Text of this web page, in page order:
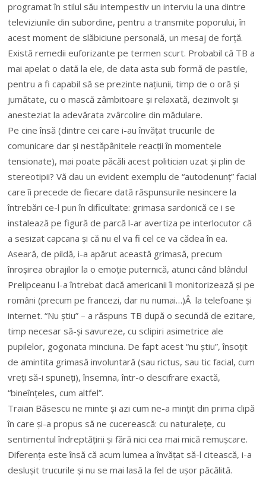
programat în stilul său intempestiv un interviu la una dintre
televiziunile din subordine, pentru a transmite poporului, în
acest moment de slăbiciune personală, un mesaj de forță.
Există remedii euforizante pe termen scurt. Probabil că TB a
mai apelat o dată la ele, de data asta sub formă de pastile,
pentru a fi capabil să se prezinte națiunii, timp de o oră și
jumătate, cu o mască zâmbitoare și relaxată, dezinvolt și
anesteziat la adevărata zvârcolire din mădulare.
Pe cine însă (dintre cei care i-au învățat trucurile de
comunicare dar și nestăpânitele reacții în momentele
tensionate), mai poate păcăli acest politician uzat și plin de
stereotipii? Vă dau un evident exemplu de “autodenunț” facial
care îi precede de fiecare dată răspunsurile nesincere la
întrebări ce-l pun în dificultate: grimasa sardonică ce i se
instalează pe figură de parcă l-ar avertiza pe interlocutor că
a sesizat capcana și că nu el va fi cel ce va cădea în ea.
Aseară, de pildă, i-a apărut această grimasă, precum
înroșirea obrajilor la o emoție puternică, atunci când blândul
Prelipceanu l-a întrebat dacă americanii îi monitorizează și pe
români (precum pe francezi, dar nu numai…)Â la telefoane și
internet. “Nu știu” – a răspuns TB după o secundă de ezitare,
timp necesar să-și savureze, cu sclipiri asimetrice ale
pupilelor, gogonata minciuna. De fapt acest “nu știu”, însoțit
de amintita grimasă involuntară (sau rictus, sau tic facial, cum
vreți să-i spuneți), însemna, într-o descifrare exactă,
“bineînțeles, cum altfel”.
Traian Băsescu ne minte și azi cum ne-a mințit din prima clipă
în care și-a propus să ne cucerească: cu naturalețe, cu
sentimentul îndreptățirii și fără nici cea mai mică remușcare.
Diferența este însă că acum lumea a învățat să-l citească, i-a
deslușit trucurile și nu se mai lasă la fel de ușor păcălită.